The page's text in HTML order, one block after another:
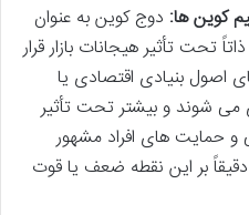
کوین ها: دوج کوین به عنوان
تحت تأثیر هیجانات بازار قرار
اصول بنیادی اقتصادی یا
می شوند و بیشتر تحت تأثیر
و حمایت های افراد مشهور
بر این نقطه ضعف یا قوت